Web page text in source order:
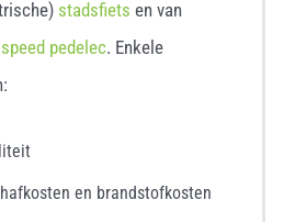
stadsfiets en van
pedelec. Enkele
en brandstofkosten